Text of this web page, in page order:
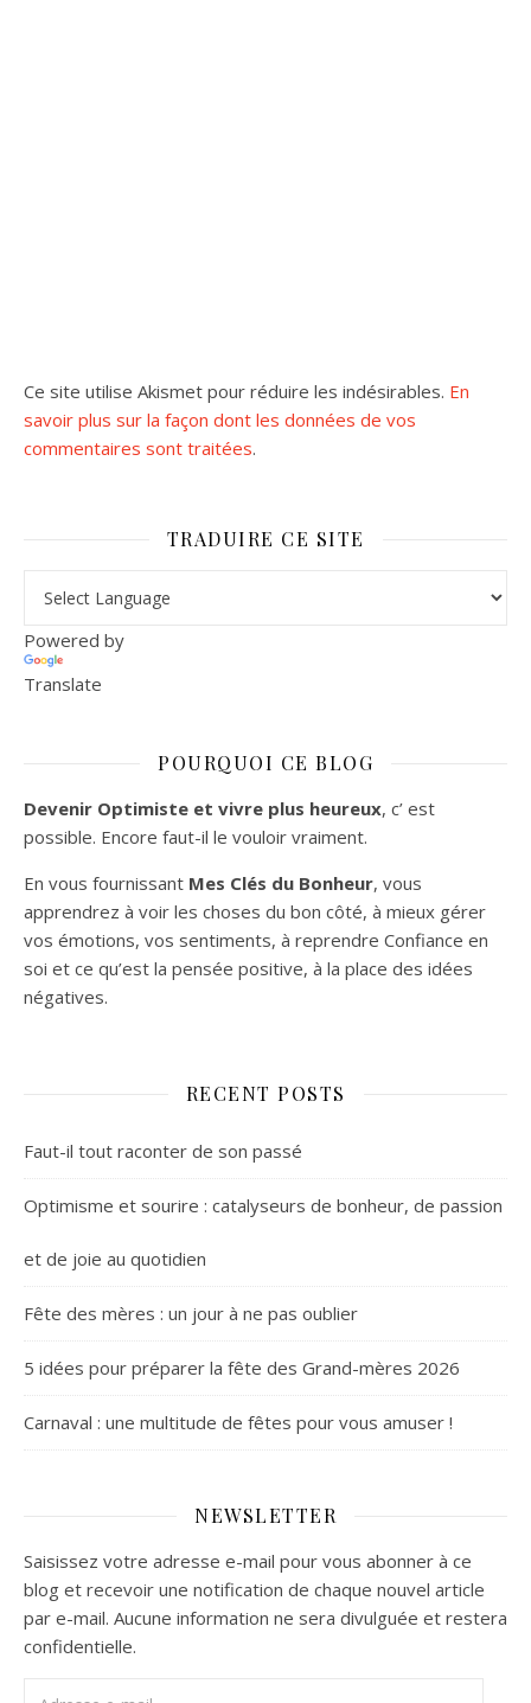
Ce site utilise Akismet pour réduire les indésirables. En
savoir plus sur la façon dont les données de vos
commentaires sont traitées.
TRADUIRE CE SITE
Powered by
Translate
POURQUOI CE BLOG
Devenir Optimiste et vivre plus heureux, c’ est
possible. Encore faut-il le vouloir vraiment.
En vous fournissant Mes Clés du Bonheur, vous
apprendrez à voir les choses du bon côté, à mieux gérer
vos émotions, vos sentiments, à reprendre Confiance en
soi et ce qu’est la pensée positive, à la place des idées
négatives.
RECENT POSTS
Faut-il tout raconter de son passé
Optimisme et sourire : catalyseurs de bonheur, de passion
et de joie au quotidien
Fête des mères : un jour à ne pas oublier
5 idées pour préparer la fête des Grand-mères 2026
Carnaval : une multitude de fêtes pour vous amuser !
NEWSLETTER
Saisissez votre adresse e-mail pour vous abonner à ce
blog et recevoir une notification de chaque nouvel article
par e-mail. Aucune information ne sera divulguée et restera
confidentielle.